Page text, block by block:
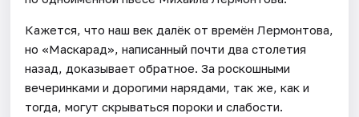
Кажется, что наш век далёк от времён Лермонтова,
но «Маскарад», написанный почти два столетия
назад, доказывает обратное. За роскошными
вечеринками и дорогими нарядами, так же, как и
тогда, могут скрываться пороки и слабости.